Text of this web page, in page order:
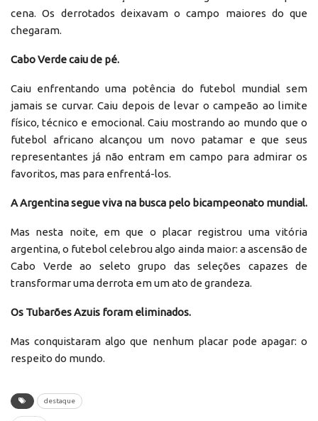
cena. Os derrotados deixavam o campo maiores do que
chegaram.
Cabo Verde caiu de pé.
Caiu enfrentando uma potência do futebol mundial sem
jamais se curvar. Caiu depois de levar o campeão ao limite
físico, técnico e emocional. Caiu mostrando ao mundo que o
futebol africano alcançou um novo patamar e que seus
representantes já não entram em campo para admirar os
favoritos, mas para enfrentá-los.
A Argentina segue viva na busca pelo bicampeonato mundial.
Mas nesta noite, em que o placar registrou uma vitória
argentina, o futebol celebrou algo ainda maior: a ascensão de
Cabo Verde ao seleto grupo das seleções capazes de
transformar uma derrota em um ato de grandeza.
Os Tubarões Azuis foram eliminados.
Mas conquistaram algo que nenhum placar pode apagar: o
respeito do mundo.
destaque